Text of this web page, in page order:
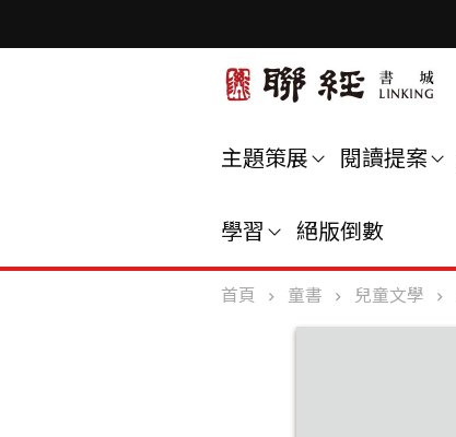
主題策展 閱讀提案
學習 絕版倒數
首頁 童書 兒童文學